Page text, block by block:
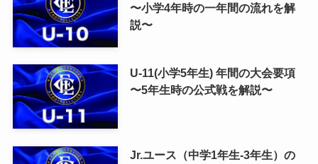
〜小学4年時の一年間の流れを解
説〜
U-11(小学5年生) 年間の大会要項
〜5年生時の公式戦を解説〜
Jr.ユース（中学1年生-3年生）の